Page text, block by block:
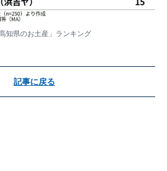
知県のお土産」ランキング
記事に戻る